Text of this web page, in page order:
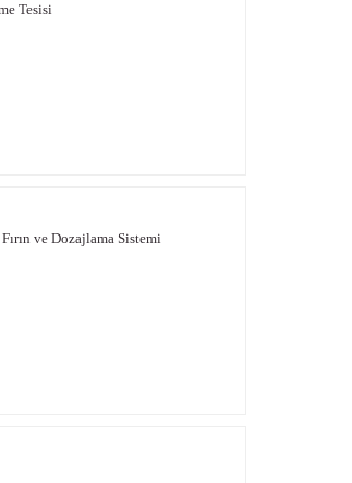
Tesisi
ve Dozajlama Sistemi